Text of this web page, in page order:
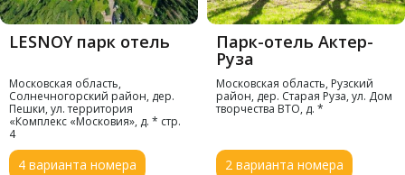
LESNOY парк отель
Московская область,
Солнечногорский район, дер.
Пешки, ул. территория
«Комплекс «Московия», д. * стр.
4
4 варианта номера
Парк-отель Актер-
Руза
Московская область, Рузский
район, дер. Старая Руза, ул. Дом
творчества ВТО, д. *
2 варианта номера